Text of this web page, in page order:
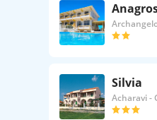
Silvia
Acharavi-